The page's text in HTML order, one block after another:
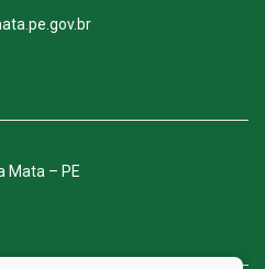
Mata – PE